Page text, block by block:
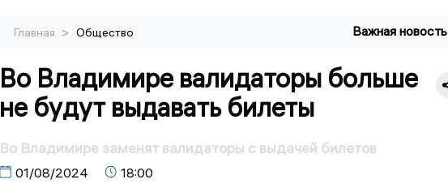
Главная > Общество Важная новость
Во Владимире валидаторы больше
не будут выдавать билеты
Во Владимире заменят валидаторы с выдачей билетов
01/08/2024 18:00